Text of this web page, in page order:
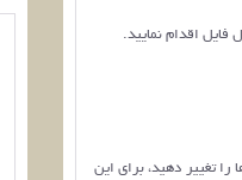
اقدام نمایید.
را تغییر دهید، برای این